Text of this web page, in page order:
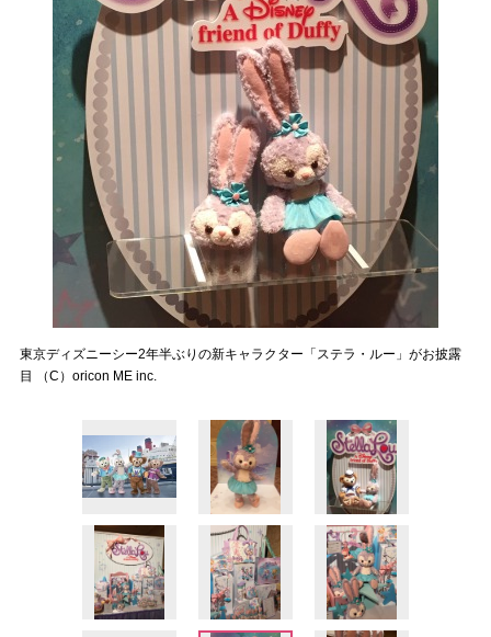
東京ディズニーシー2年半ぶりの新キャラクター「ステラ・ルー」がお披露
目 （C）oricon ME inc.